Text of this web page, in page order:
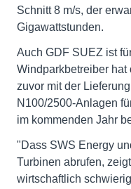
Schnitt 8 m/s, der
Gigawattstunden.
Auch GDF SUEZ ist
Windparkbetreiber
zuvor mit der
N100/2500-Anlagen
im kommenden Jahr
"Dass SWS Energy
Turbinen abrufen,
wirtschaftlich